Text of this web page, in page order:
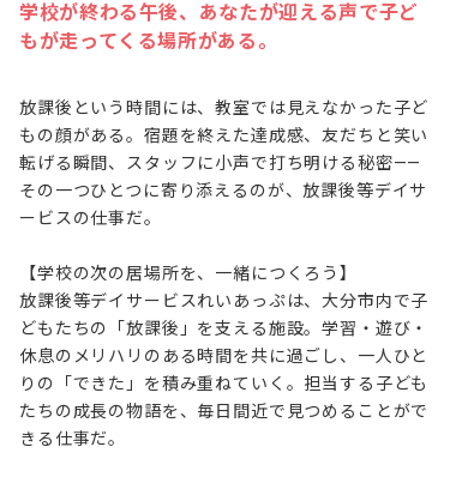
学校が終わる午後、あなたが迎える声で子ど
もが走ってくる場所がある。
放課後という時間には、教室では見えなかった子ど
もの顔がある。宿題を終えた達成感、友だちと笑い
転げる瞬間、スタッフに小声で打ち明ける秘密——
その一つひとつに寄り添えるのが、放課後等デイサ
ービスの仕事だ。
【学校の次の居場所を、一緒につくろう】
放課後等デイサービスれいあっぷは、大分市内で子
どもたちの「放課後」を支える施設。学習・遊び・
休息のメリハリのある時間を共に過ごし、一人ひと
りの「できた」を積み重ねていく。担当する子ども
たちの成長の物語を、毎日間近で見つめることがで
きる仕事だ。